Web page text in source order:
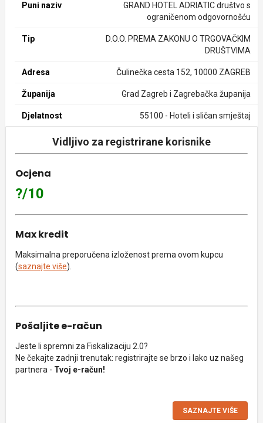
Puni naziv
GRAND HOTEL ADRIATIC društvo s
ograničenom odgovornošću
Tip
D.O.O. PREMA ZAKONU O TRGOVAČKIM
DRUŠTVIMA
Adresa Čulinečka cesta 152, 10000 ZAGREB
Županija Grad Zagreb i Zagrebačka županija
Djelatnost 55100 - Hoteli i sličan smještaj
Vidljivo za registrirane korisnike
Ocjena
?/10
Max kredit
Maksimalna preporučena izloženost prema ovom kupcu
(saznajte više).
Pošaljite e-račun
Jeste li spremni za Fiskalizaciju 2.0?
Ne čekajte zadnji trenutak: registrirajte se brzo i lako uz našeg
partnera - Tvoj e-račun!
SAZNAJTE VIŠE